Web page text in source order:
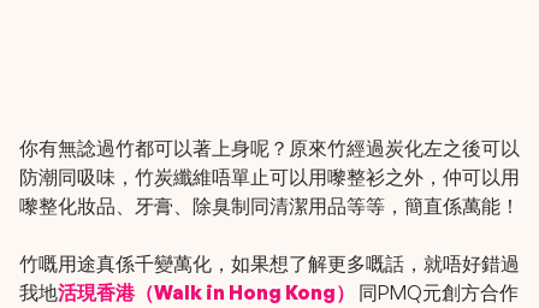
你有無諗過竹都可以著上身呢？原來竹經過炭化左之後可以
防潮同吸味，竹炭纖維唔單止可以用嚟整衫之外，仲可以用
嚟整化妝品、牙膏、除臭制同清潔用品等等，簡直係萬能！
竹嘅用途真係千變萬化，如果想了解更多嘅話，就唔好錯過
我地活現香港（Walk in Hong Kong）
同PMQ元創方合作